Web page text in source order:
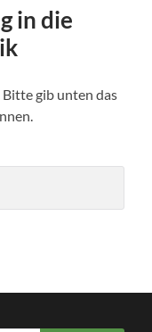
in die
gib unten das